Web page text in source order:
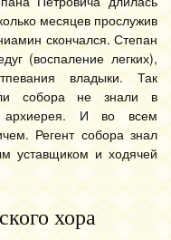
месяцев прослужив
скончался. Степан
(воспаление легких),
владыки. Так
собора не знали в
архиерея. И во всем
Регент собора знал
уставщиком и ходячей
хора